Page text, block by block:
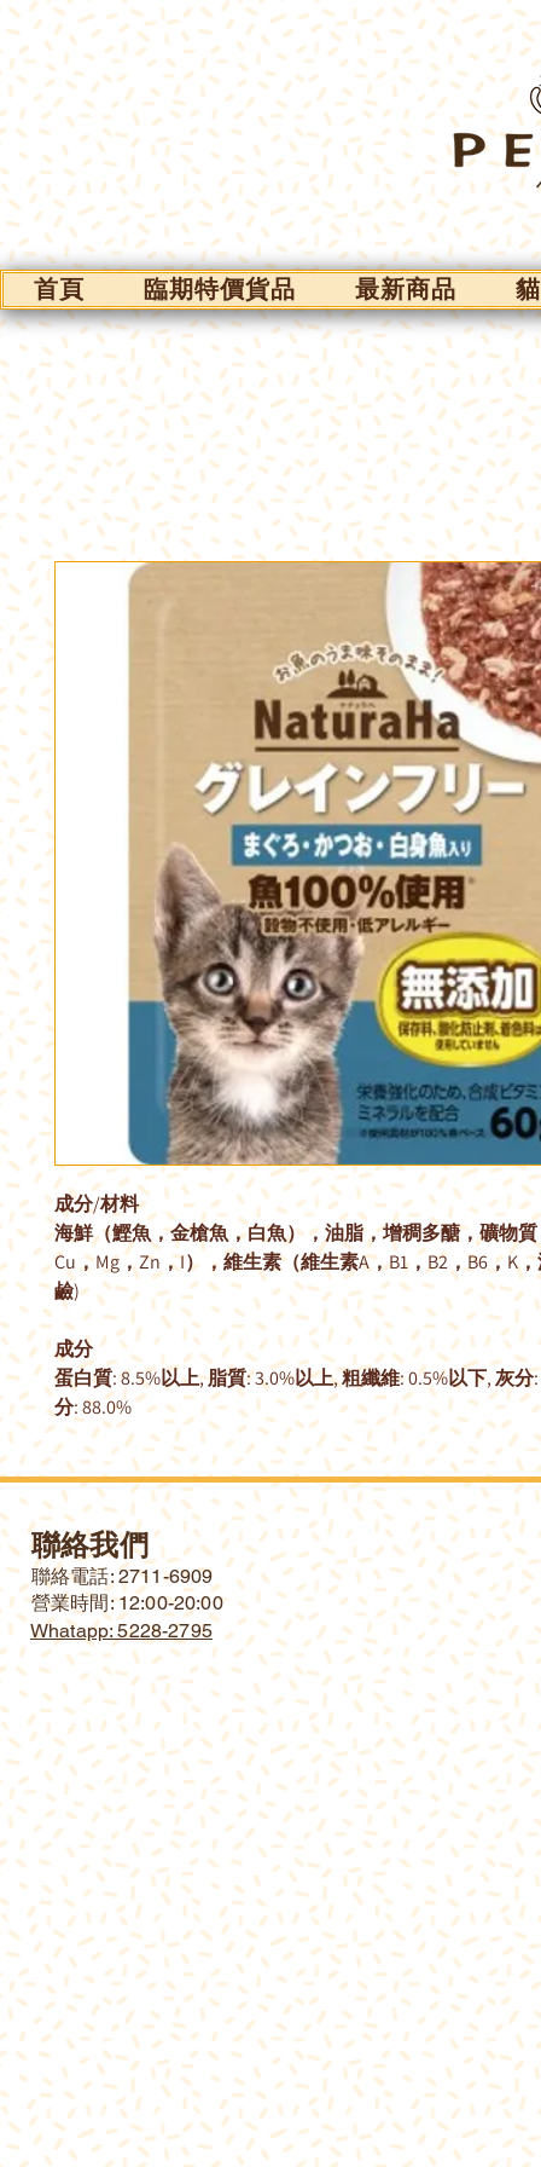
首頁 臨期特價貨品 最新商品
成分/材料
海鮮（鰹魚，金槍魚，白魚），油脂，增稠多醣，礦物質
Cu，Mg，Zn，I），維生素（維生素A，B1，B2，B6，K
鹼)
成分
蛋白質: 8.5%以上, 脂質: 3.0%以上, 粗纖維: 0.5%以下, 灰分
分: 88.0%
聯絡我們
​聯絡電話: 2711-6909
營業時間: 12:00-20:00
Whatapp: 5228-2795